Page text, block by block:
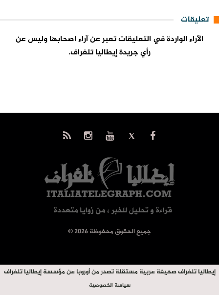
تعليقات
الآراء الواردة في التعليقات تعبر عن آراء اصحابها وليس عن
رأي جريدة إيطاليا تلغراف.
© جميع الحقوق محفوظة 2026
إيطاليا تلغراف صحيفة عربية مستقلة تصدر من أوروبا عن مؤسسة إيطاليا تلغراف
سياسة الخصوصية